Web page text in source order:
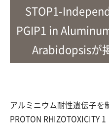
STOP1-
PGIP1 in
Arabidopsisが
アルミニウム耐性遺伝子を
PROTON RHIZOTOXICITY